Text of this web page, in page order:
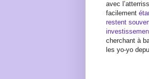
avec
facilement
restent
cherchant à
les yo-yo